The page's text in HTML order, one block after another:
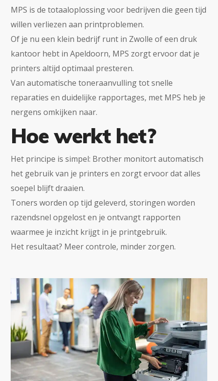
MPS is de totaaloplossing voor bedrijven die geen tijd
willen verliezen aan printproblemen.
Of je nu een klein bedrijf runt in Zwolle of een druk
kantoor hebt in Apeldoorn, MPS zorgt ervoor dat je
printers altijd optimaal presteren.
Van automatische toneraanvulling tot snelle
reparaties en duidelijke rapportages, met MPS heb je
nergens omkijken naar.
Hoe werkt het?
Het principe is simpel: Brother monitort automatisch
het gebruik van je printers en zorgt ervoor dat alles
soepel blijft draaien.
Toners worden op tijd geleverd, storingen worden
razendsnel opgelost en je ontvangt rapporten
waarmee je inzicht krijgt in je printgebruik.
Het resultaat? Meer controle, minder zorgen.